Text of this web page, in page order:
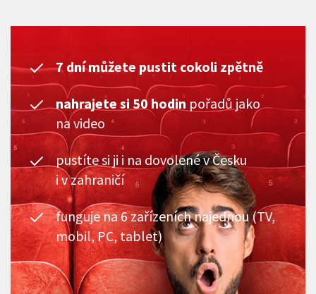
7 dní můžete pustit cokoli zpětně
nahrajete si 50 hodin pořadů jako
na video
pustíte si ji i na dovolené v Česku
i v zahraničí
funguje na 6 zařízeních najednou (TV,
mobil, PC, tablet)